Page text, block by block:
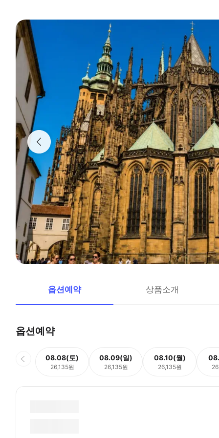
옵션예약 상품소개
옵션예약
08.08(토)
26,135원
08.09(일)
26,135원
08.10(월)
26,135원